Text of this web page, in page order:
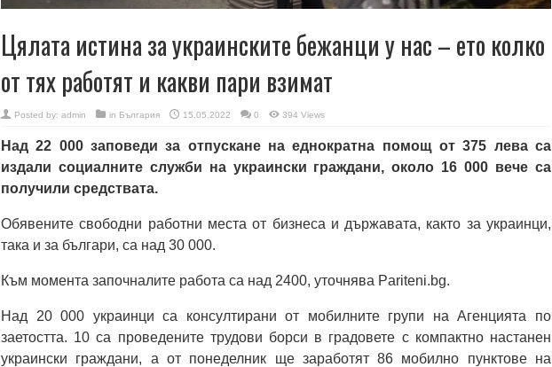
Цялата истина за украинските бежанци у нас – ето колко
от тях работят и какви пари взимат
Posted by: admin in България 15.05.2022 0 394 Views
Над 22 000 заповеди за отпускане на еднократна помощ от 375 лева са
издали социалните служби на украински граждани, около 16 000 вече са
получили средствата.
Обявените свободни работни места от бизнеса и държавата, както за украинци,
така и за българи, са над 30 000.
Към момента започналите работа са над 2400, уточнява Pariteni.bg.
Над 20 000 украинци са консултирани от мобилните групи на Агенцията по
заетостта. 10 са проведените трудови борси в градовете с компактно настанен
украински граждани, а от понеделник ще заработят 86 мобилно пунктове на